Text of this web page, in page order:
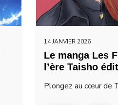
14 JANVIER 2026
Le manga Les
l’ère Taisho
Plongez au cœur de